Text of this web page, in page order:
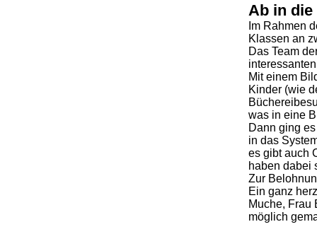
Ab in
Im Rahmen
Klassen an
Das Team
Mit einem
Kinder (wie
was in eine
Dann ging
in das
es gibt auch
haben dabei
Zur
Ein ganz
Muche, Frau
möglich